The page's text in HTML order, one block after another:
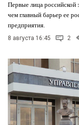
Первые лица российской
чем главный барьер ее
предприятия.
8 августа 16:45 2